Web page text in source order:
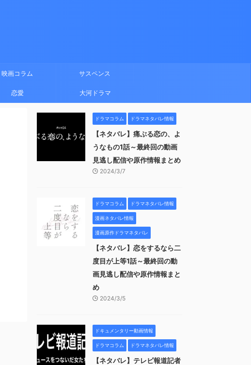
映画コラム サスペンス
恋愛 大河ドラマ
ドラマコラム ドラマネタバレ情報
【ネタバレ】痛ぶる恋の、よ
うなもの1話～最終回の動画
見逃し配信や原作情報まとめ
2024/3/7
ドラマコラム ドラマネタバレ情報
漫画ネタバレ情報
漫画原作ドラマネタバレ
【ネタバレ】恋をするなら二
度目が上等1話～最終回の動
画見逃し配信や原作情報まと
め
2024/3/5
ドキュメンタリー動画情報
ドラマコラム ドラマネタバレ情報
【ネタバレ】テレビ報道記者